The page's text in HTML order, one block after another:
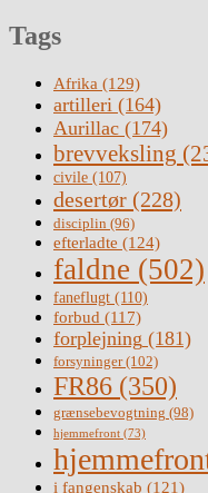
Tags
Afrika (129)
artilleri (164)
Aurillac (174)
brevveksling
civile (107)
desertør (228)
disciplin (96)
efterladte (124)
faldne (502)
faneflugt (110)
forbud (117)
forplejning (181)
forsyninger(102)
FR86 (350)
grænsebevogtning (98)
hjemmefront (73)
i fangenskab (121)